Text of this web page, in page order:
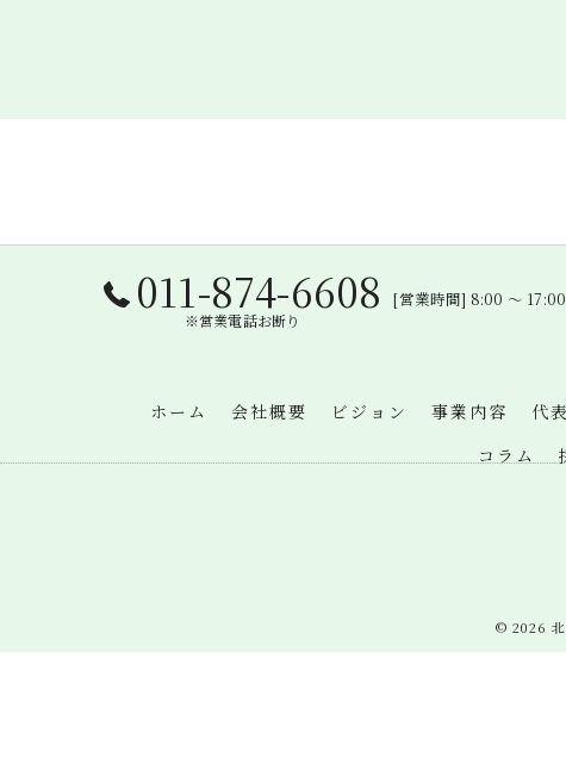
011-874-6608
※営業電話お断り
[営業時間] 8:00 ～
ホーム 会社概要 ビジョン 事業内容 代
コラム
© 2026 北